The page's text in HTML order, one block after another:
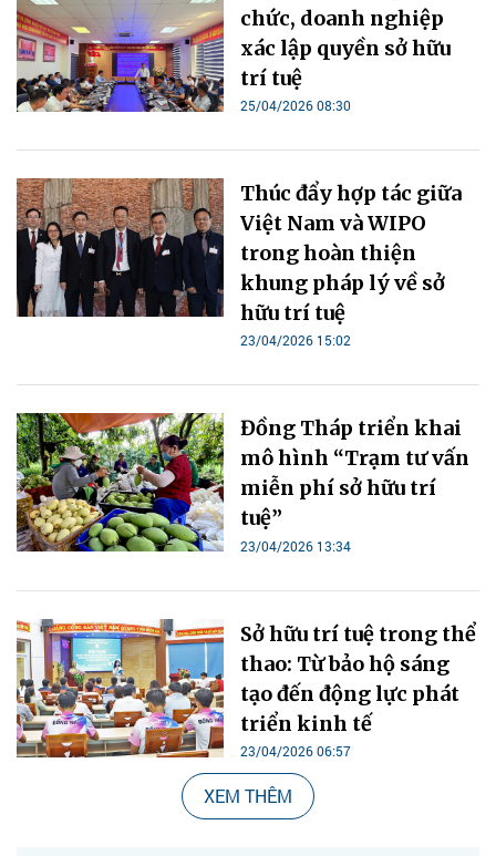
chức, doanh nghiệp
xác lập quyền sở hữu
trí tuệ
25/04/2026 08:30
Thúc đẩy hợp tác giữa
Việt Nam và WIPO
trong hoàn thiện
khung pháp lý về sở
hữu trí tuệ
23/04/2026 15:02
Đồng Tháp triển khai
mô hình “Trạm tư vấn
miễn phí sở hữu trí
tuệ”
23/04/2026 13:34
Sở hữu trí tuệ trong thể
thao: Từ bảo hộ sáng
tạo đến động lực phát
triển kinh tế
23/04/2026 06:57
XEM THÊM